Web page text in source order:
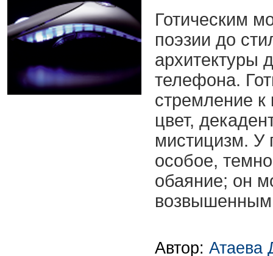
Готическим
поэзии до
архитектуры
телефона.
стремление к
цвет,
мистицизм. У
особое,
обаяние; он
Автор: Атаева